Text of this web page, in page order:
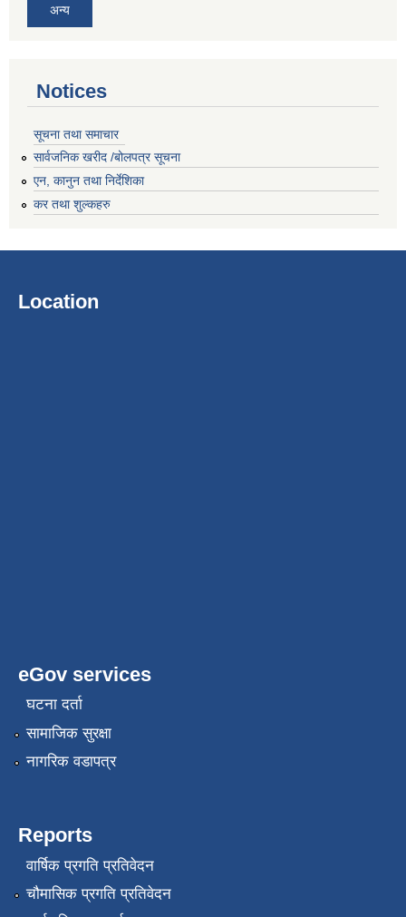
अन्य
Notices
सूचना तथा समाचार
सार्वजनिक खरीद /बोलपत्र सूचना
एन, कानुन तथा निर्देशिका
कर तथा शुल्कहरु
Location
eGov services
घटना दर्ता
सामाजिक सुरक्षा
नागरिक वडापत्र
Reports
वार्षिक प्रगति प्रतिवेदन
चौमासिक प्रगति प्रतिवेदन